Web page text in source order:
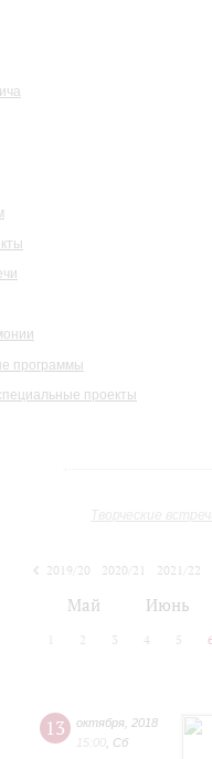
программы
проекты
Творческие
2019/20 2020/21 2021/22
Май Июнь
2 3 4 5
13 октября 2018
15:00 Сб